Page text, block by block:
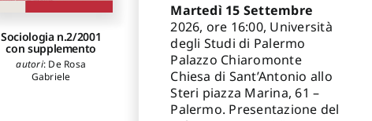
Sociologia n.2/2001
con supplemento
autori: De Rosa
Gabriele
Martedì 15 Settembre
2026, ore 16:00, Università
degli Studi di Palermo
Palazzo Chiaromonte
Chiesa di Sant’Antonio allo
Steri piazza Marina, 61 –
Palermo. Presentazione del